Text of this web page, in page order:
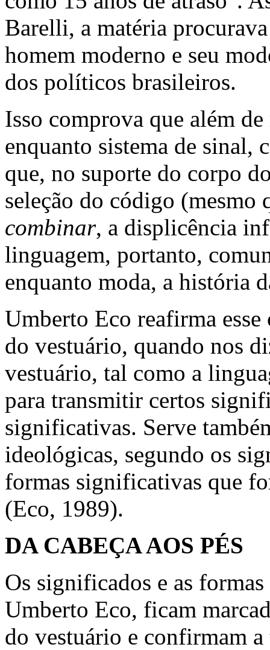
Barelli, a matéria
homem moderno e seu
dos políticos brasileiros.
Isso comprova que além
enquanto sistema de sinal,
que, no suporte do corpo
seleção do código (mesmo
combinar, a displicência
linguagem, portanto,
enquanto moda, a história
Umberto Eco reafirma
do vestuário, quando nos
vestuário, tal como a
para transmitir certos
significativas. Serve
ideológicas, segundo os
formas significativas que
(Eco, 1989).
DA CABEÇA AOS PÉS
Os significados e as
Umberto Eco, ficam
do vestuário e confirmam